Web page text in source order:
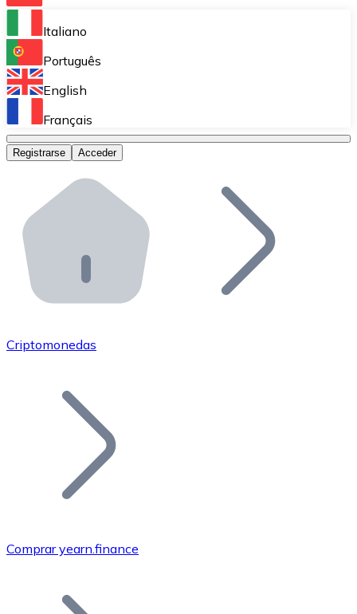
Bitnovo Ramp
Integra nuestra solución en tu plataforma.
Bitnovo Giftcards
Bitnovo OTC
Bitnovo ATM
Integra un ATM Bitnovo en tu negocio y permite que
Bitnovo API
Integra nuestra API en tu ecosistema.
Únete a nuestra red de distribuidores.
Añade tu proyecto a nuestro ecosistema.
Bitcoin
Italiano
Português
English
Français
Registrarse Acceder
Criptomonedas
Comprar yearn.finance